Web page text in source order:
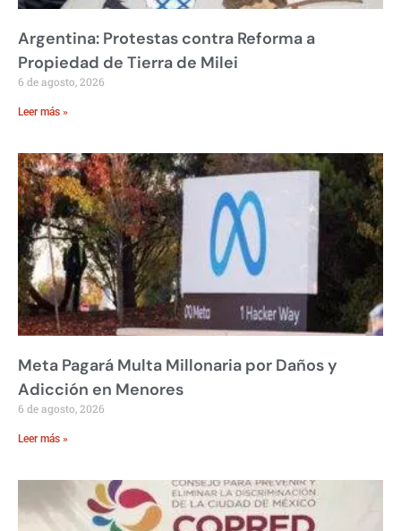
Argentina: Protestas contra Reforma a
Propiedad de Tierra de Milei
6 de agosto, 2026
Leer más »
Meta Pagará Multa Millonaria por Daños y
Adicción en Menores
6 de agosto, 2026
Leer más »